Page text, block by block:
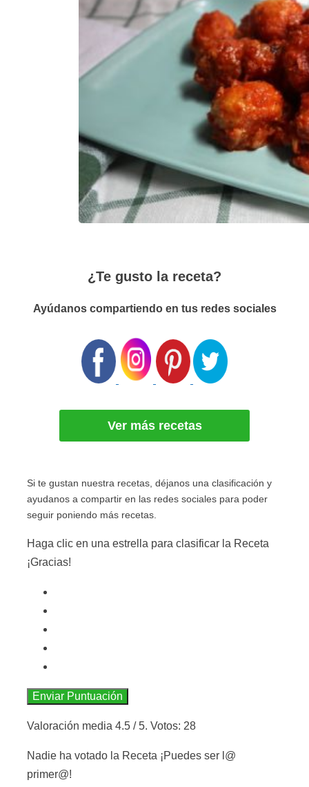
¿Te gusto la receta?
Ayúdanos compartiendo en tus redes sociales
Ver más recetas
Si te gustan nuestra recetas, déjanos una clasificación y
ayudanos a compartir en las redes sociales para poder
seguir poniendo más recetas.
Haga clic en una estrella para clasificar la Receta
¡Gracias!
Enviar Puntuación
Valoración media 4.5 / 5. Votos: 28
Nadie ha votado la Receta ¡Puedes ser l@
primer@!